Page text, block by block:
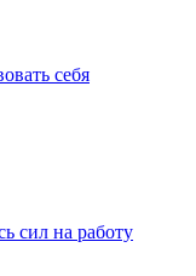
себя
сил на работу